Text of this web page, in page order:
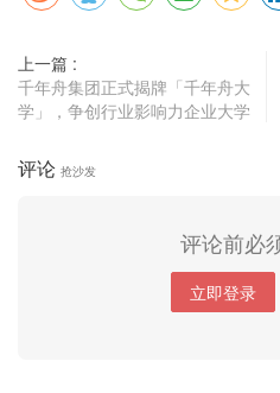
上一篇 :
千年舟集团正式揭牌「千年舟大
学」，争创行业影响力企业大学
评论 抢沙发
评论前必
立即登录